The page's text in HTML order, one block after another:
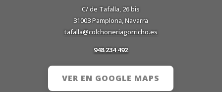
C/ de Tafalla, 26 bis
31003 Pamplona, Navarra
tafalla@colchoneriagorricho.es
948 234 492
VER EN GOOGLE MAPS